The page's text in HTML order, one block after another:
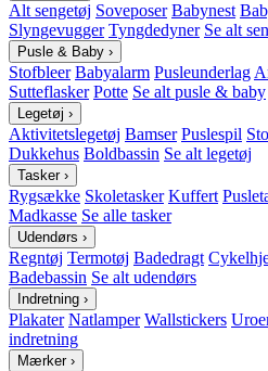
Alt sengetøj Soveposer Babynest
Slyngevugger Tyngdedyner Se alt
Pusle & Baby ›
Stofbleer Babyalarm Pusleunderlag
Sutteflasker Potte Se alt pusle & baby
Legetøj ›
Aktivitetslegetøj Bamser Puslespil
Dukkehus Boldbassin Se alt legetøj
Tasker ›
Rygsække Skoletasker Kuffert
Madkasse Se alle tasker
Udendørs ›
Regntøj Termotøj Badedragt
Badebassin Se alt udendørs
Indretning ›
Plakater Natlamper Wallstickers
indretning
Mærker ›